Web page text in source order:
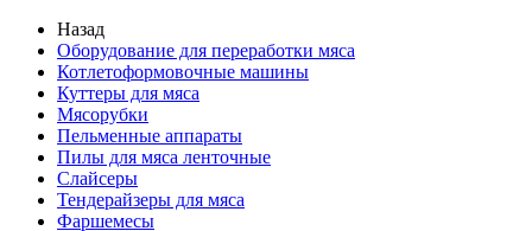
Назад
Оборудование для переработки мяса
Котлетоформовочные машины
Куттеры для мяса
Мясорубки
Пельменные аппараты
Пилы для мяса ленточные
Слайсеры
Тендерайзеры для мяса
Фаршемесы